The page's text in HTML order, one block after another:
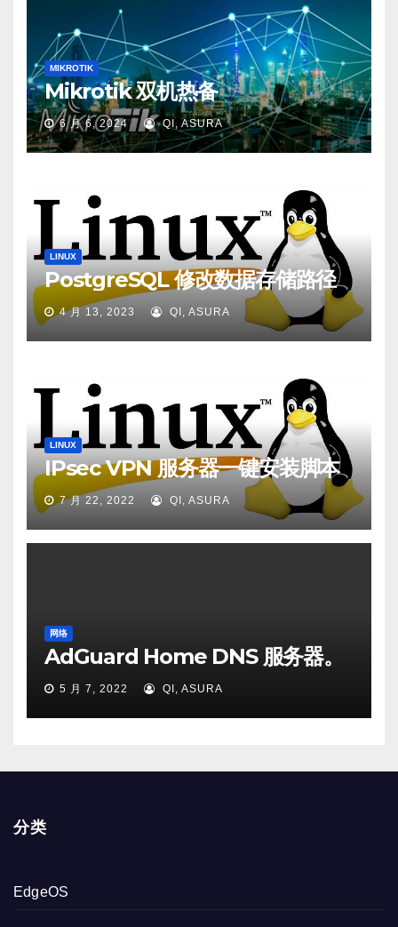
MIKROTIK
Mikrotik 双机热备
6 月 6, 2024 QI, ASURA
LINUX
PostgreSQL 修改数据存储路径
4 月 13, 2023 QI, ASURA
LINUX
IPsec VPN 服务器一键安装脚本
7 月 22, 2022 QI, ASURA
网络
AdGuard Home DNS 服务器。
5 月 7, 2022 QI, ASURA
分类
EdgeOS